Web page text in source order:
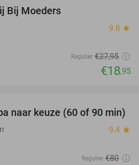
Bij Moeders
9.8 star
Regulier €27,95
€18,95
39%
naar keuze (60 of 90 min)
9.4 star
Regulier €80